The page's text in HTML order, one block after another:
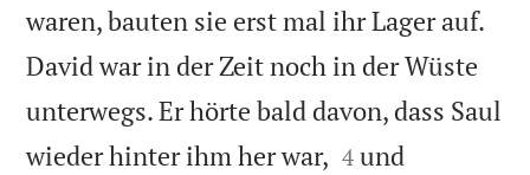
waren, bauten sie erst mal ihr Lager auf.
David war in der Zeit noch in der Wüste
unterwegs. Er hörte bald davon, dass Saul
wieder hinter ihm her war, 

4 und